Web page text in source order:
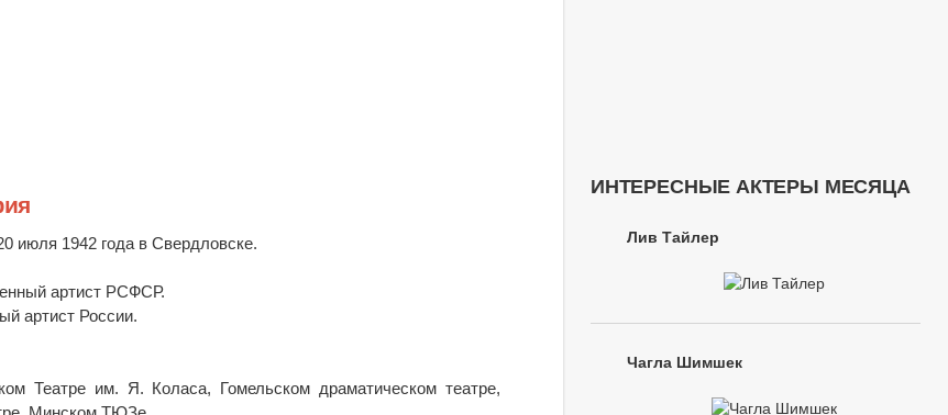
июля 1942 года в Свердловске.
артист РСФСР.
артист России.
Театре им. Я. Коласа, Гомельском драматическом театре,
ИНТЕРЕСНЫЕ АКТЕРЫ МЕСЯЦА
Лив Тайлер
Чагла Шимшек